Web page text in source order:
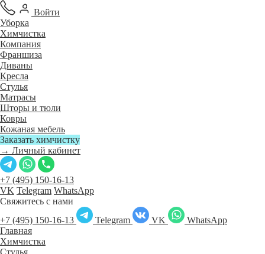
Войти
Уборка
Химчистка
Компания
Франшиза
Диваны
Кресла
Стулья
Матрасы
Шторы и тюли
Ковры
Кожаная мебель
Заказать химчистку
→ Личный кабинет
+7 (495) 150-16-13
VK Telegram WhatsApp
Свяжитесь с нами
+7 (495) 150-16-13
Telegram VK
WhatsApp
Главная
Химчистка
Стулья